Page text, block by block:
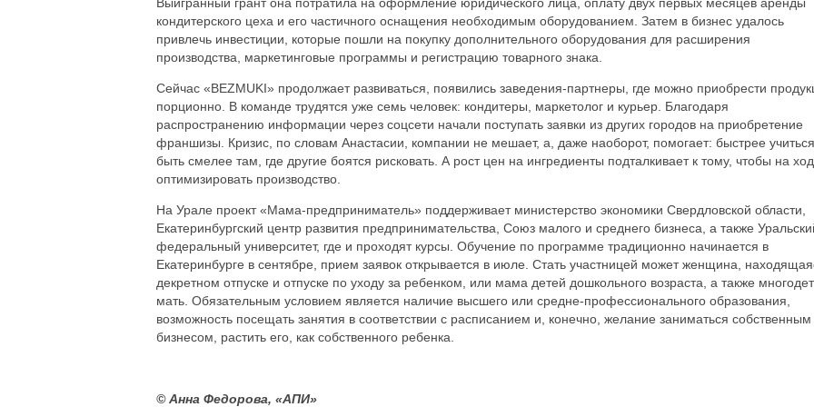
кондитерского цеха и его частичного оснащения необходимым оборудованием. Затем в бизнес удалось
привлечь инвестиции, которые пошли на покупку дополнительного оборудования для расширения
производства, маркетинговые программы и регистрацию товарного знака.
Сейчас «BEZMUKI» продолжает развиваться, появились заведения-партнеры, где можно приобрести
порционно. В команде трудятся уже семь человек: кондитеры, маркетолог и курьер. Благодаря
распространению информации через соцсети начали поступать заявки из других городов на приобретение
франшизы. Кризис, по словам Анастасии, компании не мешает, а, даже наоборот, помогает: быстрее учиться,
быть смелее там, где другие боятся рисковать. А рост цен на ингредиенты подталкивает к тому, чтобы на
оптимизировать производство.
На Урале проект «Мама-предприниматель» поддерживает министерство экономики Свердловской области,
Екатеринбургский центр развития предпринимательства, Союз малого и среднего бизнеса, а также
федеральный университет, где и проходят курсы. Обучение по программе традиционно начинается в
Екатеринбурге в сентябре, прием заявок открывается в июле. Стать участницей может женщина,
декретном отпуске и отпуске по уходу за ребенком, или мама детей дошкольного возраста, а также
мать. Обязательным условием является наличие высшего или средне-профессионального образования,
возможность посещать занятия в соответствии с расписанием и, конечно, желание заниматься собственным
бизнесом, растить его, как собственного ребенка.
© Анна Федорова, «АПИ»